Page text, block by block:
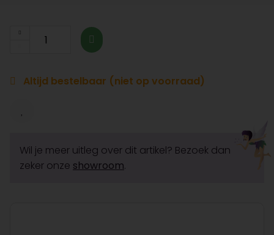
Altijd bestelbaar (niet op voorraad)
Wil je meer uitleg over dit artikel? Bezoek dan
zeker onze showroom.